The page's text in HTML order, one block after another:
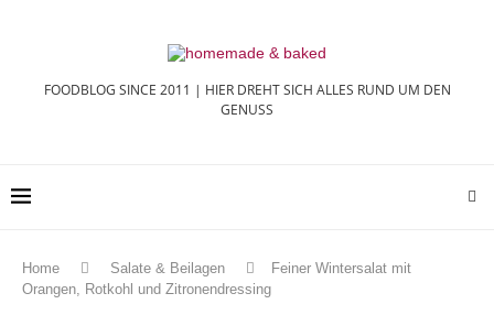
FOODBLOG SINCE 2011 | HIER DREHT SICH ALLES RUND UM DEN
GENUSS
Home Salate & Beilagen
Feiner Wintersalat mit
Orangen, Rotkohl und Zitronendressing